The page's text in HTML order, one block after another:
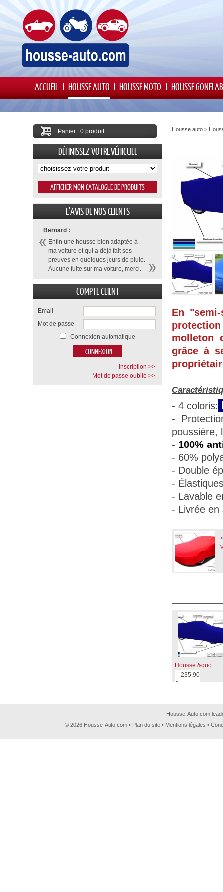
ACCUEIL HOUSSE AUTO HOUSSE MOTO HOUSSE
Housse auto >
En
molleton
grâce à
- 4 coloris:
-
poussière,
- 100%
- 60%
- Double
-
- Lavable
- Livrée en
Housse &quo...
235,90
€
Panier : 0 produit
DÉFINISSEZ VOTRE VÉHICULE
L'AVIS DE NOS CLIENTS
Bernard :
Enfin une housse bien adaptée à
ma voiture et qui a déjà fait ses
preuves en quelques jours de pluie.
Aucune fuite sur ma voiture, merci.
COMPTE CLIENT
Email
Mot de passe
Connexion automatique
Inscription >>
Mot de passe oublié >>
Housse-Auto.com
© 2026 Housse-Auto.com • Plan du site • Mentions légales •